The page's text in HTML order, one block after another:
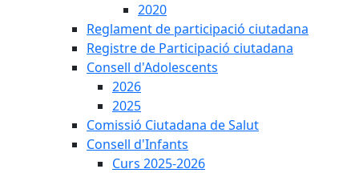
2020
Reglament de participació ciutadana
Registre de Participació ciutadana
Consell d'Adolescents
2026
2025
Comissió Ciutadana de Salut
Consell d'Infants
Curs 2025-2026